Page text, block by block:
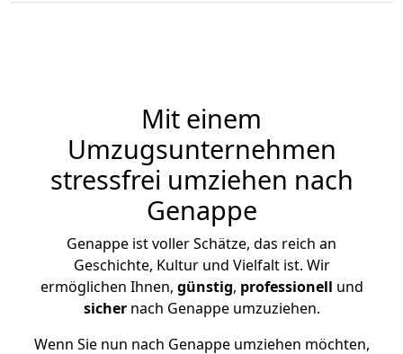
Mit einem
Umzugsunternehmen
stressfrei umziehen nach
Genappe
Genappe ist voller Schätze, das reich an
Geschichte, Kultur und Vielfalt ist. Wir
ermöglichen Ihnen, günstig, professionell und
sichernach Genappe umzuziehen.
Wenn Sie nun nach Genappe umziehen möchten,